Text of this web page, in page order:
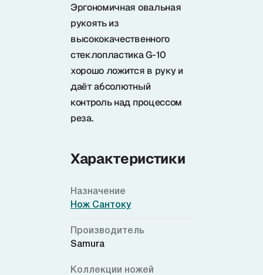
Эргономичная овальная
рукоять из
высококачественного
стеклопластика G-10
хорошо ложится в руку и
даёт абсолютный
контроль над процессом
реза.
Характеристики
Назначение
Нож Сантоку
Производитель
Samura
Коллекции ножей